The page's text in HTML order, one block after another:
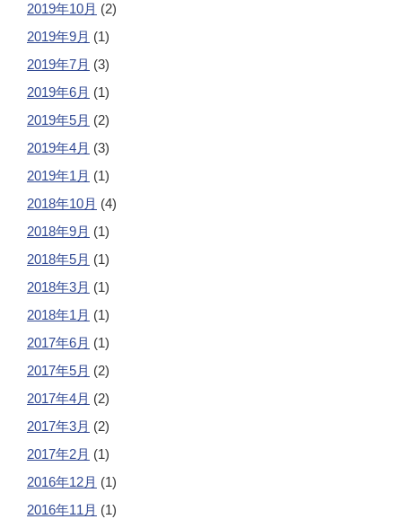
2019年10月 (2)
2019年9月 (1)
2019年7月 (3)
2019年6月 (1)
2019年5月 (2)
2019年4月 (3)
2019年1月 (1)
2018年10月 (4)
2018年9月 (1)
2018年5月 (1)
2018年3月 (1)
2018年1月 (1)
2017年6月 (1)
2017年5月 (2)
2017年4月 (2)
2017年3月 (2)
2017年2月 (1)
2016年12月 (1)
2016年11月 (1)